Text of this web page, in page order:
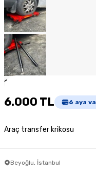
1
6.000 TL 6 aya
Araç transfer krikosu
Beyoğlu, İstanbul